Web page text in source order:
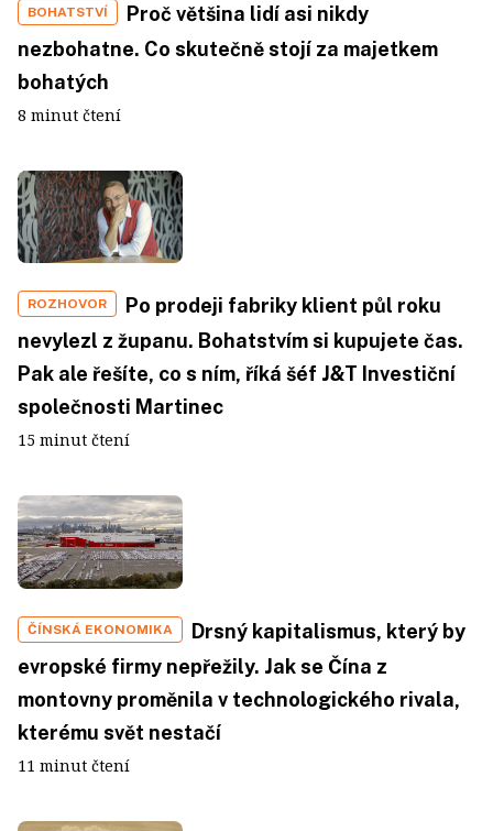
BOHATSTVÍ
Proč většina lidí asi nikdy
nezbohatne. Co skutečně stojí za majetkem
bohatých
8 minut čtení
ROZHOVOR
Po prodeji fabriky klient půl roku
nevylezl z županu. Bohatstvím si kupujete čas.
Pak ale řešíte, co s ním, říká šéf J&T Investiční
společnosti Martinec
15 minut čtení
ČÍNSKÁ EKONOMIKA
Drsný kapitalismus, který by
evropské firmy nepřežily. Jak se Čína z
montovny proměnila v technologického rivala,
kterému svět nestačí
11 minut čtení